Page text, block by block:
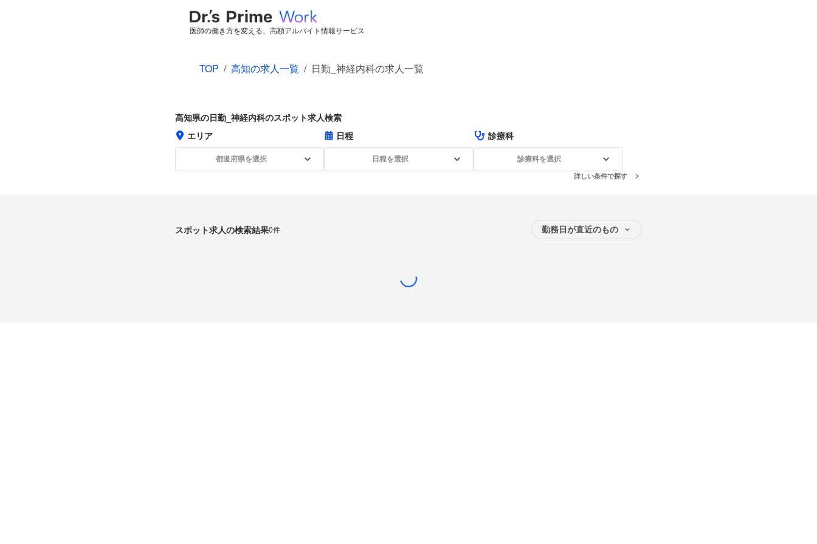
医師の働き方を変える、高額アルバイト情報サービス
TOP / 高知の求人一覧 / 日勤_神経内科の求人一覧
高知県の日勤_神経内科のスポット求人検索
エリア
都道府県を選択
日程
日程を選択
診療科
診療科を選択
詳しい条件で探す
スポット求人の検索結果0件 勤務日が直近のもの